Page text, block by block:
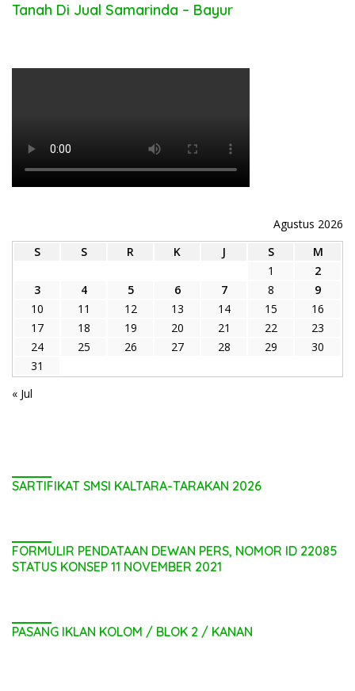
Tanah Di Jual Samarinda – Bayur
Agustus 2026
S
S R K J S
M
1
2
3
4 5 6 7 8
9
10
11 12 13 14 15
16
17
18 19 20 21 22
23
24
25 26 27 28 29
30
31
« Jul
SARTIFIKAT SMSI KALTARA-TARAKAN 2026
FORMULIR PENDATAAN DEWAN PERS, NOMOR ID 22085
STATUS KONSEP 11 NOVEMBER 2021
PASANG IKLAN KOLOM / BLOK 2 / KANAN